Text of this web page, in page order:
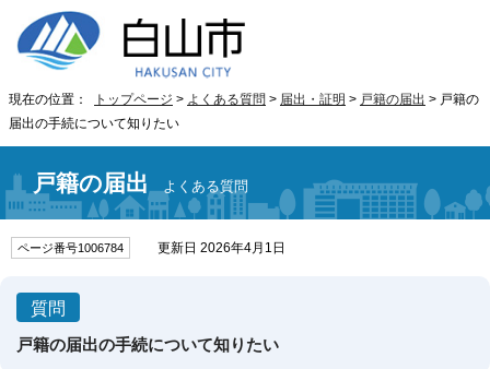
現在の位置： トップページ > よくある質問 > 届出・証明 > 戸籍の届出 > 戸籍の
届出の手続について知りたい
戸籍の届出 よくある質問
ページ番号1006784 更新日 2026年4月1日
質問
戸籍の届出の手続について知りたい